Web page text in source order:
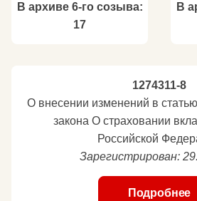
В архиве 6-го созыва:
17
В
1274311-8
О внесении изменений в
закона О страховании
Российской
Зарегистрирован:
Подробнее